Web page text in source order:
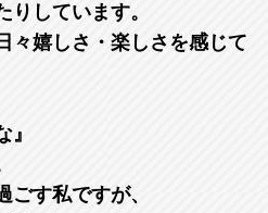
りしています。
々嬉しさ・楽しさを感じて
』
ごす私ですが、